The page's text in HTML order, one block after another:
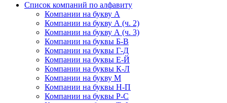
Список компаний по алфавиту
Компании на букву А
Компании на букву А (ч. 2)
Компании на букву А (ч. 3)
Компании на буквы Б-В
Компании на буквы Г-Д
Компании на буквы Е-Й
Компании на буквы К-Л
Компании на букву М
Компании на буквы Н-П
Компании на буквы Р-С